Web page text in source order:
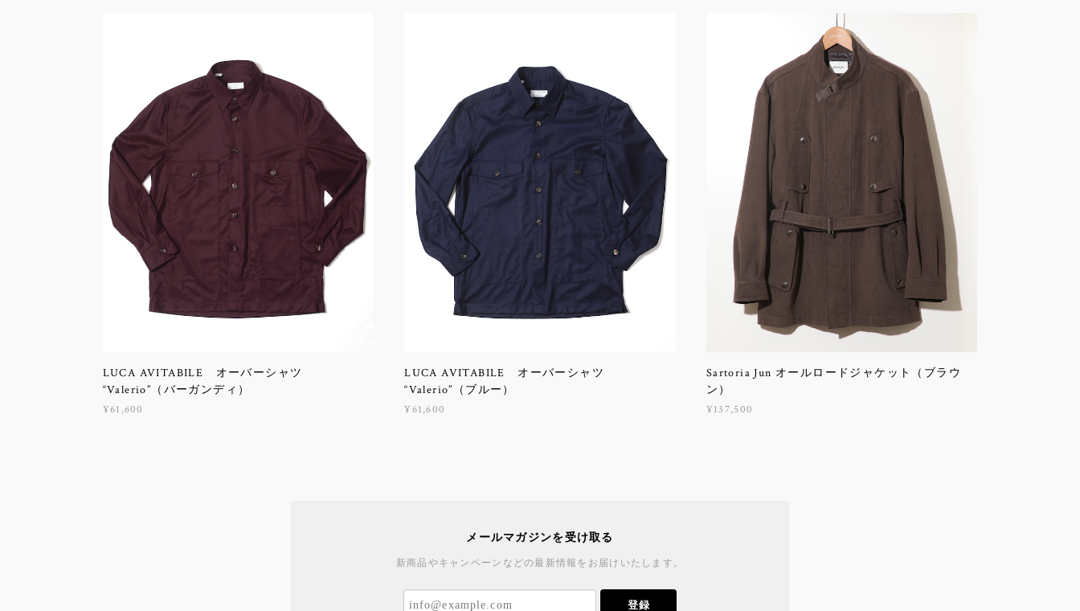
LUCA AVITABILE オーバーシャツ
“Valerio”（バーガンディ）
¥61,600
LUCA AVITABILE オーバーシャツ
“Valerio”（ブルー）
¥61,600
Sartoria Jun オールロードジャケット（ブラウ
ン）
¥137,500
メールマガジンを受け取る
新商品やキャンペーンなどの最新情報をお届けいたします。
登録